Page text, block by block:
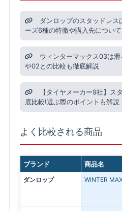
ダンロップのスタッドレス
ーズ6種の特徴や購入先につい
ウィンターマックス03は
や02との比較も徹底解説
【タイヤメーカー9社】ス
底比較!選ぶ際のポイントも解説
よく比較される商品
ブランド 商品名
ダンロップ WINTER